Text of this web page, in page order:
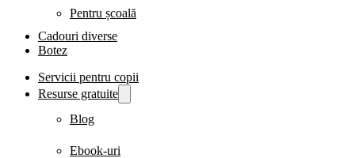
Pentru școală
Cadouri diverse
Botez
Servicii pentru copii
Resurse gratuite
Blog
Ebook-uri